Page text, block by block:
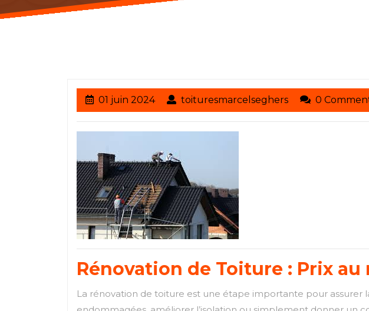
01 juin 202401
juin
toituresmarcelseghers 0
Rénovation de Toiture : Prix au
La rénovation de toiture est une étape importante pour assurer